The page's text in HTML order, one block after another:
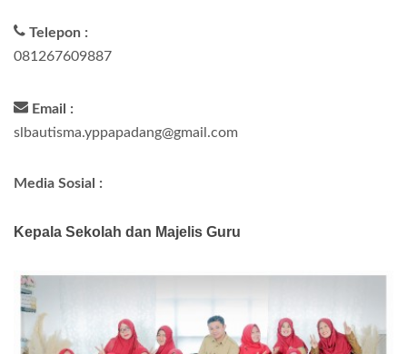
Telepon :
081267609887
Email :
slbautisma.yppapadang@gmail.com
Media Sosial :
Kepala Sekolah dan Majelis Guru